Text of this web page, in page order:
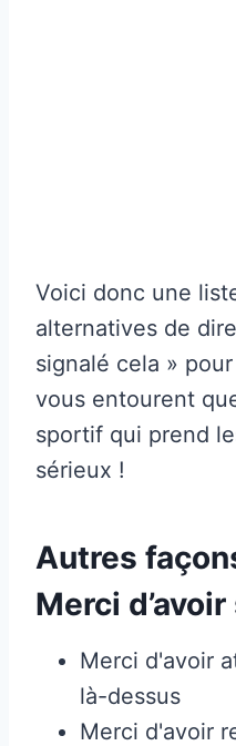
Voici donc une
alternatives de
signalé cela »
vous entourent
sportif qui prend
sérieux !
Autres
Merci
Merci d'avoir
là-dessus
Merci d'avoir